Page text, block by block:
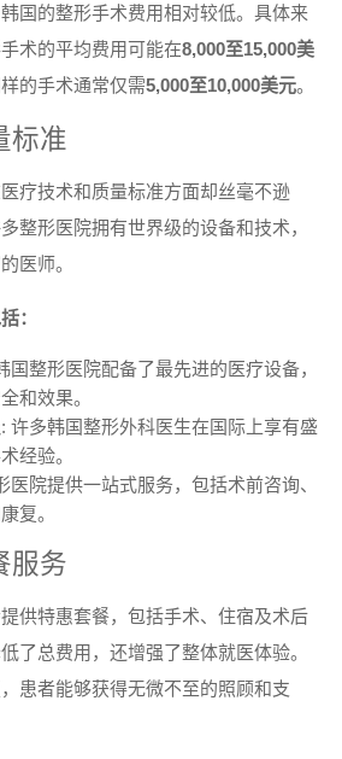
国的整形手术费用相对较低。具体来
术的平均费用可能在8,000至15,000美
的手术通常仅需5,000至10,000美元。
标准
疗技术和质量标准方面却丝毫不逊
整形医院拥有世界级的设备和技术，
医师。
：
国整形医院配备了最先进的医疗设备，
和效果。
: 许多韩国整形外科医生在国际上享有盛
经验。
医院提供一站式服务，包括术前咨询、
复。
服务
供特惠套餐，包括手术、住宿及术后
了总费用，还增强了整体就医体验。
患者能够获得无微不至的照顾和支